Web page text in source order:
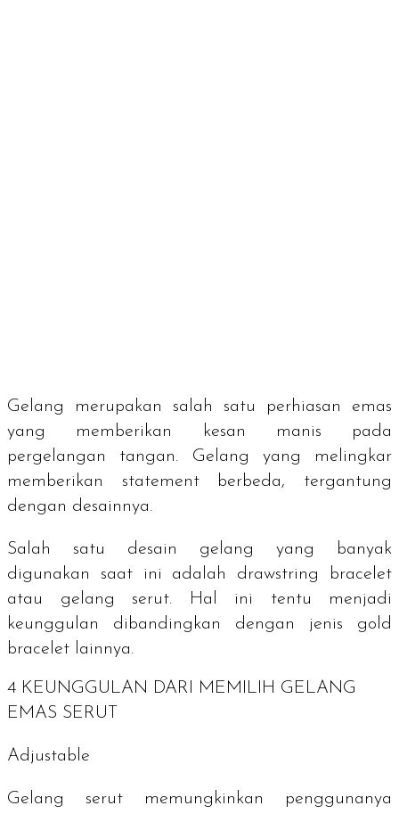
Gelang merupakan salah satu perhiasan emas
yang memberikan kesan manis pada
pergelangan tangan. Gelang yang melingkar
memberikan statement
berbeda, tergantung
dengan desainnya.
Salah satu desain gelang yang banyak
digunakan saat ini adalah drawstring bracelet
atau gelang serut. Hal ini tentu menjadi
keunggulan dibandingkan dengan jenis gold
bracelet l ainnya.
4 KEUNGGULAN DARI MEMILIH GELANG
EMAS SERUT
Adjustable
Gelang serut memungkinkan penggunanya